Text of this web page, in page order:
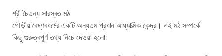
শ্রী চৈতন্য সারস্বত মঠ
গৌড়ীয় বৈষ্ণবধর্মের একটি অন্যতম প্রধান আধ্যাত্মিক কেন্দ্র। এই মঠ সম্পর্কে
কিছু গুরুত্বপূর্ণ তথ্য নিচে দেওয়া হলো: